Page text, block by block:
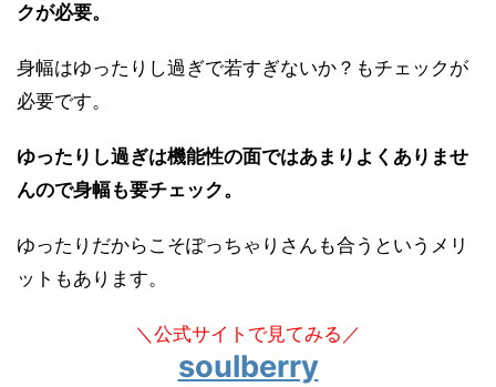
クが必要。
身幅はゆったりし過ぎで若すぎないか？もチェックが
必要です。
ゆったりし過ぎは機能性の面ではあまりよくありませ
んので身幅も要チェック。
ゆったりだからこそぽっちゃりさんも合うというメリ
ットもあります。
＼公式サイトで見てみる／
soulberry